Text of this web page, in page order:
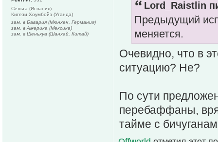
Lord_Raistlin
Предыдущий
меняется.
Очевидно, что в
ситуацию? Не?
По сути
перебаффаны,
тайме с
Сельта (Испания)
Кигези Хоумбойз (Уганда)
зам. в Бавария (Мюнхен, Германия)
зам. в Америка (Мексика)
зам. в Шеньхуа (Шанхай, Китай)